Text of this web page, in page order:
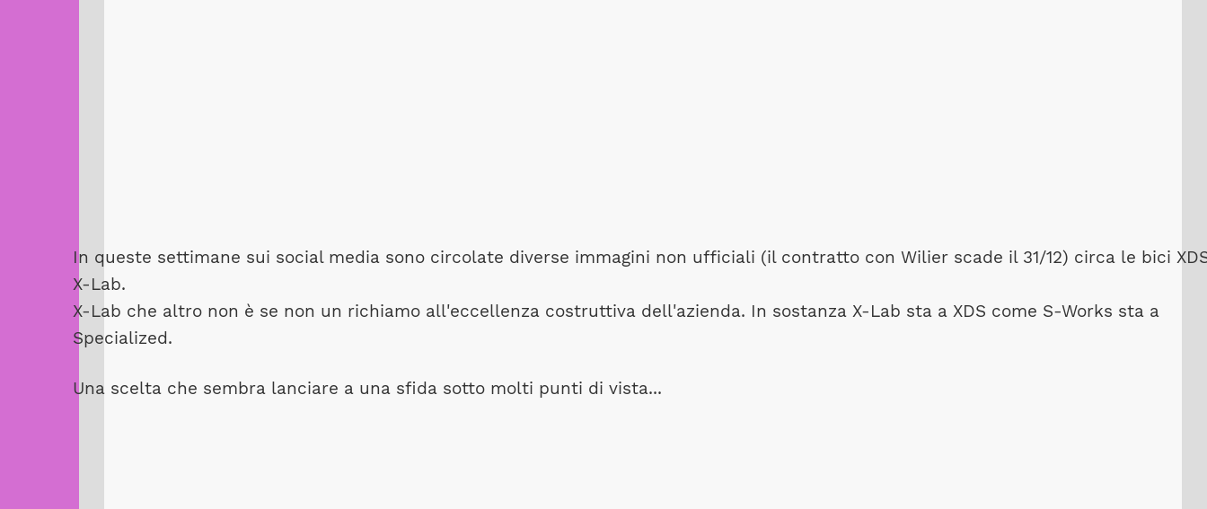
In queste settimane sui social media sono circolate diverse immagini non ufficiali (il contratto con Wilier scade il 31/12) circa le bici
X-Lab.
X-Lab che altro non è se non un richiamo all'eccellenza costruttiva dell'azienda. In sostanza X-Lab sta a XDS come S-Works sta a
Specialized.
Una scelta che sembra lanciare a una sfida sotto molti punti di vista...